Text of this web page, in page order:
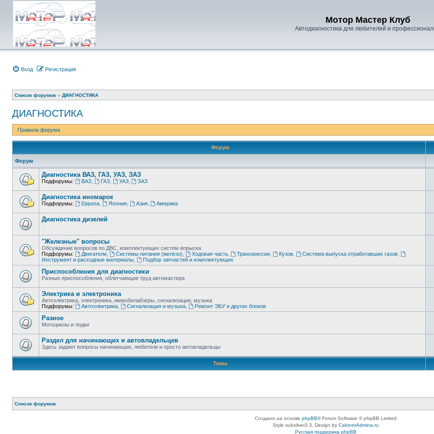
Мотор Мастер Клуб
Автодиагностика для любителей и
Вход Регистрация
Список форумов ДИАГНОСТИКА
ДИАГНОСТИКА
Правила форума
Форум
Форум
Диагностика ВАЗ, ГАЗ, УАЗ, ЗАЗ
Подфорумы: ВАЗ ГАЗ УАЗ ЗАЗ
Диагностика иномарок
Подфорумы: Европа, Япония, Азия, Америка
Диагностика дизелей
"Железные" вопросы
Обсуждение вопросов по ДВС, комплектующих систем впрыска
Подфорумы:
Двигатели, Системы питания (железо) Ходовая часть, Трансмиссии Кузов Система выпуска отработавших газов
Инструмент и расходные материалы
Подбор запчастей и комплектующих
Приспособления для диагностики
Разные приспособления, облегчающие труд автомастера
Электрика и электроника
Автоэлектрика, электроника, иммобилайзеры, сигнализации, музыка
Подфорумы:
Автоэлектрика, Сигнализация и музыка, Ремонт ЭБУ и других блоков
Разное
Мотоциклы и лодки
Раздел для начинающих и автовладельцев
Здесь задают вопросы начинающие, любители и просто автовладельцы
Темы
Список форумов
Создано на основе phpBB® Forum Software © phpBB Limited
Style subsilver3.3. Design by CabinetAdmina.ru
Русская поддержка phpBB